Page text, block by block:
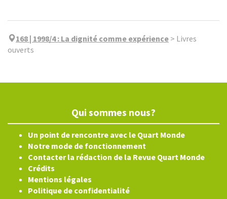
168 | 1998/4: La dignité comme expérience > Livres
ouverts
Qui sommes nous?
Un point de rencontre avec le Quart Monde
Notre mode de fonctionnement
Contacter la rédaction de la Revue Quart Monde
Crédits
Mentions légales
Politique de confidentialité